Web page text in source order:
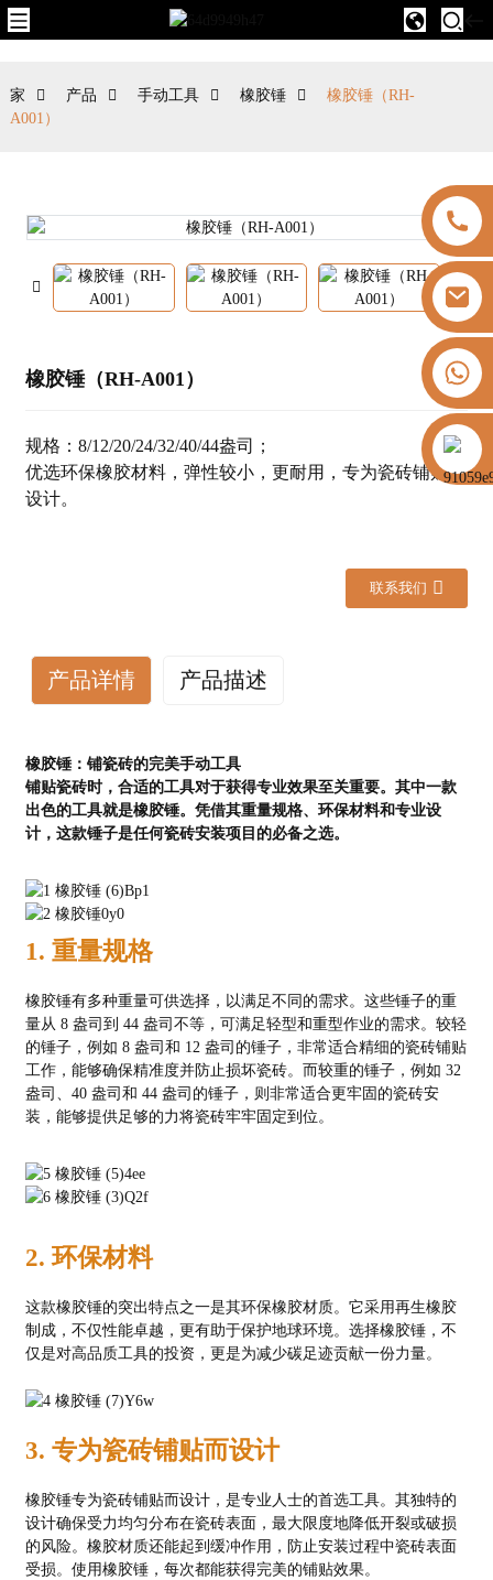
https://vk.com/id855439469
家 产品 手动工具 橡胶锤
橡胶锤（RH-
A001）
橡胶锤（RH-A001）
规格：8/12/20/24/32/40/44盎司；
优选环保橡胶材料，弹性较小，更耐用，专为瓷砖铺贴而
设计。
联系我们
产品详情 产品描述
橡胶锤：铺瓷砖的完美手动工具
铺贴瓷砖时，合适的工具对于获得专业效果至关重要。其中一款
出色的工具就是橡胶锤。凭借其重量规格、环保材料和专业设
计，这款锤子是任何瓷砖安装项目的必备之选。
1. 重量规格
橡胶锤有多种重量可供选择，以满足不同的需求。这些锤子的重
量从 8 盎司到 44 盎司不等，可满足轻型和重型作业的需求。较轻
的锤子，例如 8 盎司和 12 盎司的锤子，非常适合精细的瓷砖铺贴
工作，能够确保精准度并防止损坏瓷砖。而较重的锤子，例如 32
盎司、40 盎司和 44 盎司的锤子，则非常适合更牢固的瓷砖安
装，能够提供足够的力将瓷砖牢牢固定到位。
2. 环保材料
这款橡胶锤的突出特点之一是其环保橡胶材质。它采用再生橡胶
制成，不仅性能卓越，更有助于保护地球环境。选择橡胶锤，不
仅是对高品质工具的投资，更是为减少碳足迹贡献一份力量。
3. 专为瓷砖铺贴而设计
橡胶锤专为瓷砖铺贴而设计，是专业人士的首选工具。其独特的
设计确保受力均匀分布在瓷砖表面，最大限度地降低开裂或破损
的风险。橡胶材质还能起到缓冲作用，防止安装过程中瓷砖表面
受损。使用橡胶锤，每次都能获得完美的铺贴效果。